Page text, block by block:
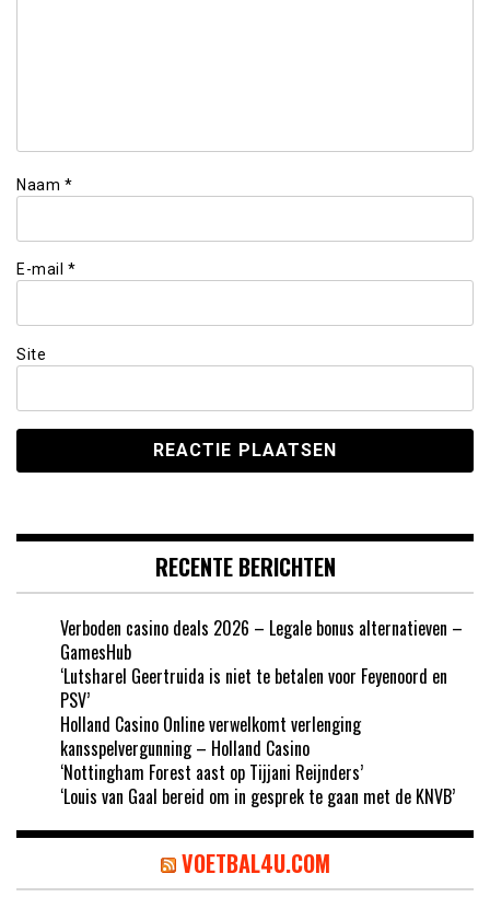
Naam *
E-mail *
Site
RECENTE BERICHTEN
Verboden casino deals 2026 – Legale bonus alternatieven –
GamesHub
‘Lutsharel Geertruida is niet te betalen voor Feyenoord en
PSV’
Holland Casino Online verwelkomt verlenging
kansspelvergunning – Holland Casino
‘Nottingham Forest aast op Tijjani Reijnders’
‘Louis van Gaal bereid om in gesprek te gaan met de KNVB’
VOETBAL4U.COM